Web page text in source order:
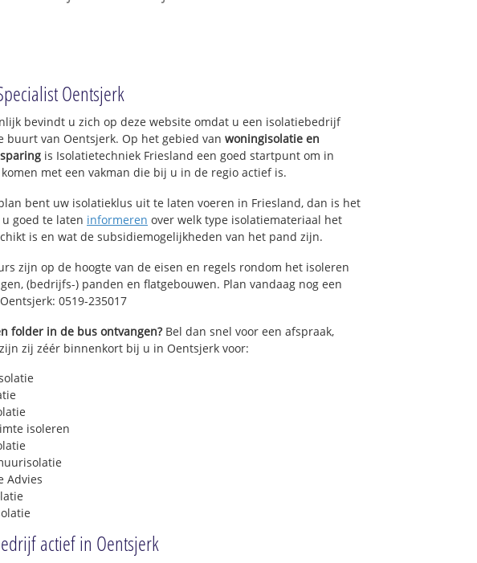
Oentsjerk
bevindt u zich op deze website omdat u een isolatiebedrijf
buurt van Oentsjerk. Op het gebied van woningisolatie en
is Isolatietechniek Friesland een goed startpunt om in
met een vakman die bij u in de regio actief is.
bent uw isolatieklus uit te laten voeren in Friesland, dan is het
goed te laten informeren over welk type isolatiemateriaal het
is en wat de subsidiemogelijkheden van het pand zijn.
zijn op de hoogte van de eisen en regels rondom het isoleren
(bedrijfs-) panden en flatgebouwen. Plan vandaag nog een
0519-235017
folder in de bus ontvangen?Bel dan snel voor een afspraak,
zij zéér binnenkort bij u in Oentsjerk voor:
isoleren
Advies
actief in Oentsjerk